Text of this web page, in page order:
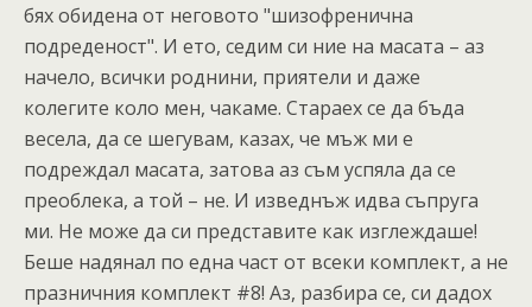
бях обидена от неговото "шизофренична
подреденост". И ето, седим си ние на масата – аз
начело, всички роднини, приятели и даже
колегите коло мен, чакаме. Стараех се да бъда
весела, да се шегувам, казах, че мъж ми е
подреждал масата, затова аз съм успяла да се
преоблека, а той – не. И изведнъж идва съпруга
ми. Не може да си представите как изглеждаше!
Беше надянал по една част от всеки комплект, а не
празничния комплект #8! Аз, разбира се, си дадох